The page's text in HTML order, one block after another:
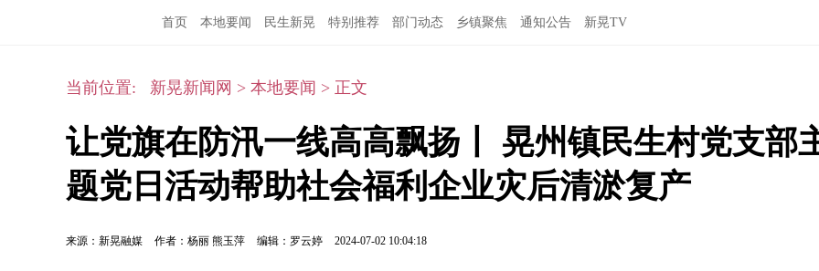
首页 本地要闻 民生新晃 特别推荐 部门动态 乡镇聚焦 通知公告 新晃TV
当前位置: 新晃新闻网 > 本地要闻 > 正文
让党旗在防汛一线高高飘扬丨 晃州镇民生村党支部
题党日活动帮助社会福利企业灾后清淤复产
来源：新晃融媒 作者：杨丽 熊玉萍 编辑：罗云婷 2024-07-02 10:04:18